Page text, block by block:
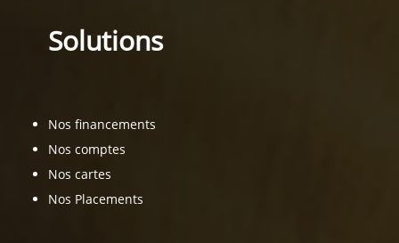
Solutions
Nos financements
Nos comptes
Nos cartes
Nos Placements